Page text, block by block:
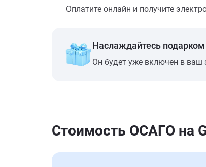
Оплатите онлайн и получите
Наслаждайтесь
Он будет уже включен в ваш
Стоимость ОСАГО на